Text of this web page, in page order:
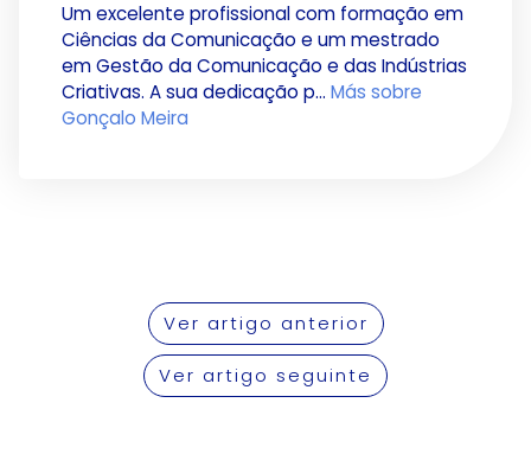
Um excelente profissional com formação em
Ciências da Comunicação e um mestrado
em Gestão da Comunicação e das Indústrias
Criativas. A sua dedicação p... Más sobre
Gonçalo Meira
Ver artigo anterior
Ver artigo seguinte